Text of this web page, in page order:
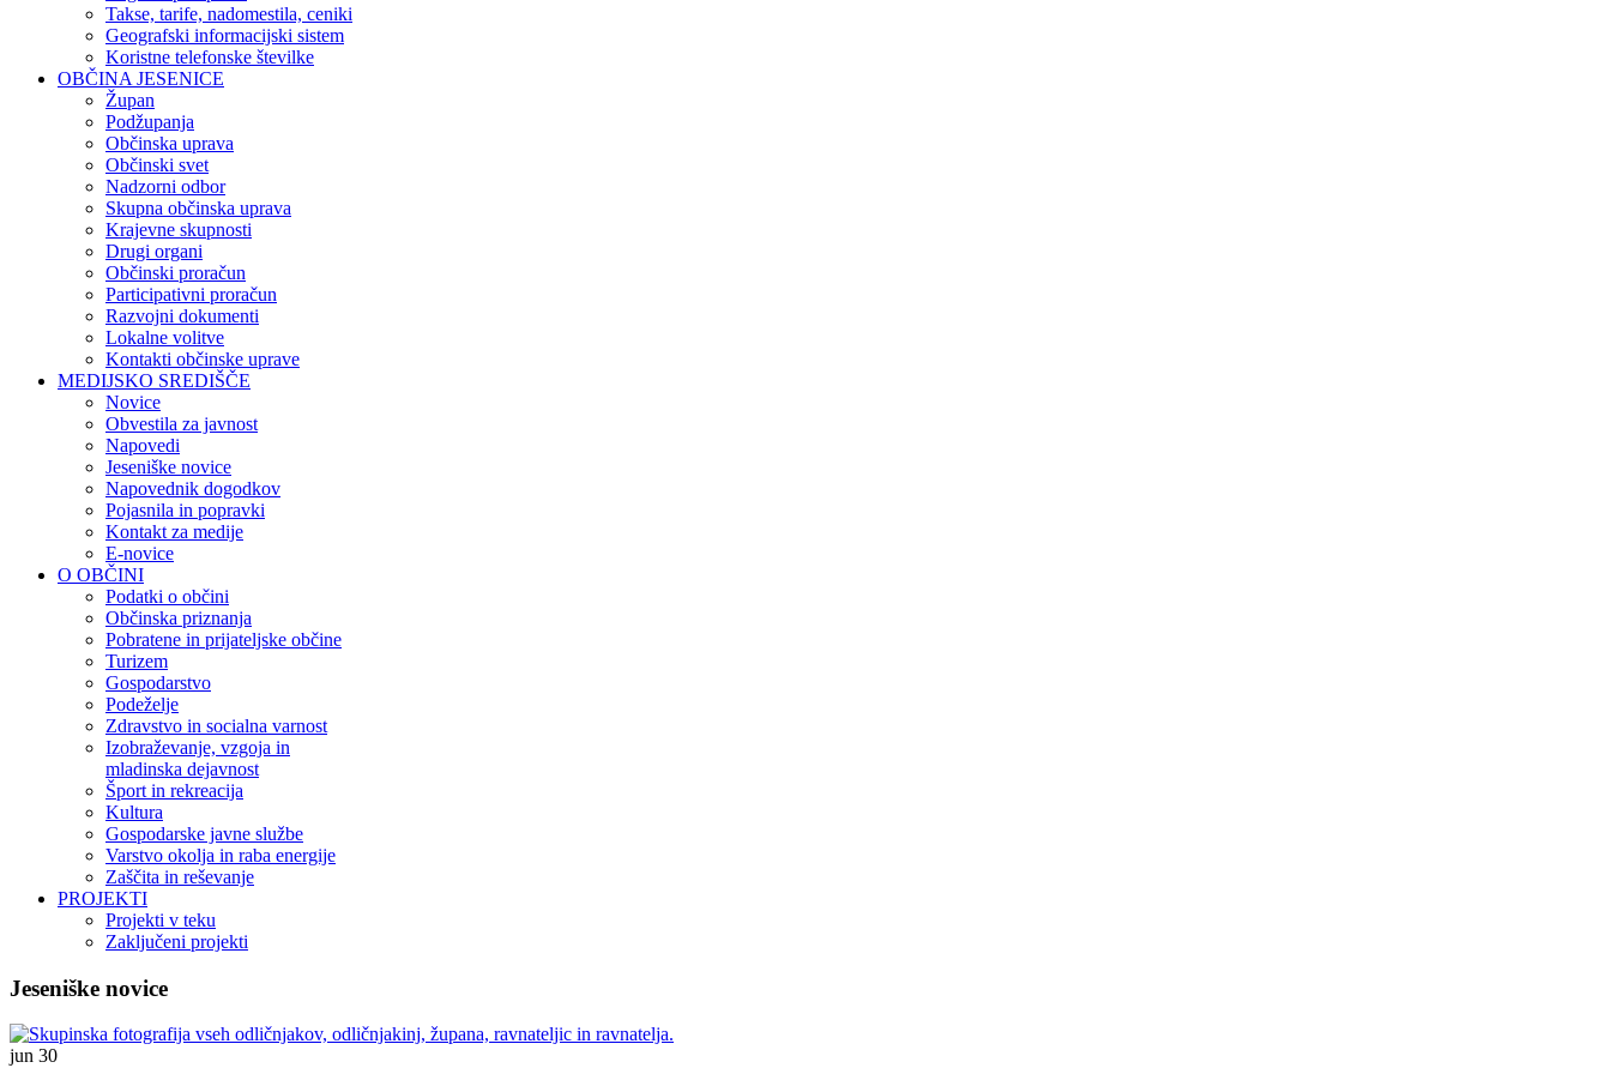
Takse, tarife, nadomestila, ceniki
Geografski informacijski sistem
Koristne telefonske številke
OBČINA JESENICE
Župan
Podžupanja
Občinska uprava
Občinski svet
Nadzorni odbor
Skupna občinska uprava
Krajevne skupnosti
Drugi organi
Občinski proračun
Participativni proračun
Razvojni dokumenti
Lokalne volitve
Kontakti občinske uprave
MEDIJSKO SREDIŠČE
Novice
Obvestila za javnost
Napovedi
Jeseniške novice
Napovednik dogodkov
Pojasnila in popravki
Kontakt za medije
E-novice
O OBČINI
Podatki o občini
Občinska priznanja
Pobratene in prijateljske občine
Turizem
Gospodarstvo
Podeželje
Zdravstvo in socialna varnost
Izobraževanje, vzgoja in
mladinska dejavnost
Šport in rekreacija
Kultura
Gospodarske javne službe
Varstvo okolja in raba energije
Zaščita in reševanje
PROJEKTI
Projekti v teku
Zaključeni projekti
Jeseniške novice
jun 30